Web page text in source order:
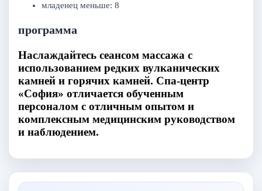
младенец меньше: 8
программа
Наслаждайтесь сеансом массажа с
использованием редких вулканических
камней и горячих камней. Спа-центр
«София» отличается обученным
персоналом с отличным опытом и
комплексным медицинским руководством
и наблюдением.